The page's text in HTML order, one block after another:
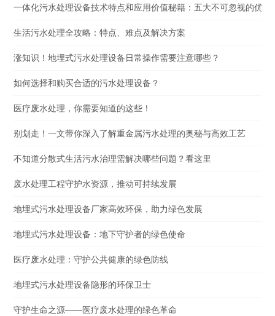
一体化污水处理设备技术特点和应用价值秘籍：五大不可忽视的优势
生活污水处理全攻略：特点、难点及解决方案
涨知识！地埋式污水处理设备日常操作需要注意哪些？
如何选择和购买合适的污水处理设备？
医疗废水处理，你需要知道的这些！
别划走！一文带你深入了解重金属污水处理的奥秘与高效工艺
不知道分散式生活污水治理需解决哪些问题？看这里
废水处理工程守护水资源，推动可持续发展
地埋式污水处理设备厂家高效环保，助力绿色发展
地埋式污水处理设备：地下守护者的绿色使命
医疗废水处理：守护公共健康的绿色防线
地埋式污水处理设备隐形的环保卫士
守护生命之源——医疗废水处理的绿色革命